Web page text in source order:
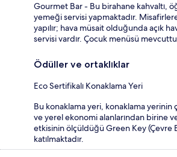
Gourmet Bar - Bu birahane kahvaltı,
yemeği servisi yapmaktadır.
yapılır; hava müsait olduğunda açık
servisi vardır. Çocuk menüsü
Ödüller ve ortaklıklar
Eco Sertifikalı Konaklama Yeri
Bu konaklama yeri, konaklama yerinin
ve yerel ekonomi alanlarından birine
etkisinin ölçüldüğü Green Key (Çevre
katılmaktadır.